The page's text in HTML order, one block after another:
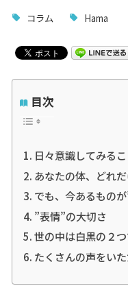
コラム Hama
目次
日々意識してみる
あなたの体、どれ
でも、今あるもの
”表情”の大切さ
世の中は白黒の２
たくさんの声をい